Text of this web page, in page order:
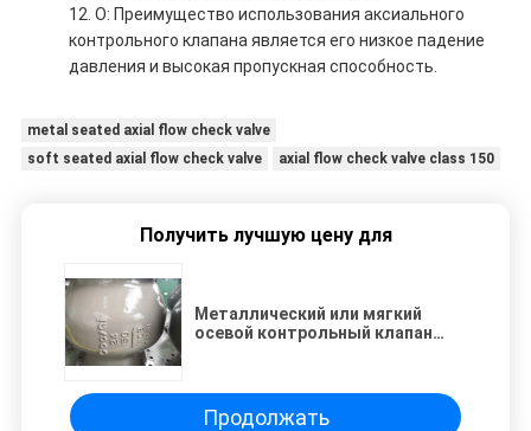
О: Преимущество использования аксиального
контрольного клапана является его низкое падение
давления и высокая пропускная способность.
metal seated axial flow check valve
soft seated axial flow check valve
axial flow check valve class 150
Получить лучшую цену для
Металлический или мягкий
осевой контрольный клапан
Продолжать